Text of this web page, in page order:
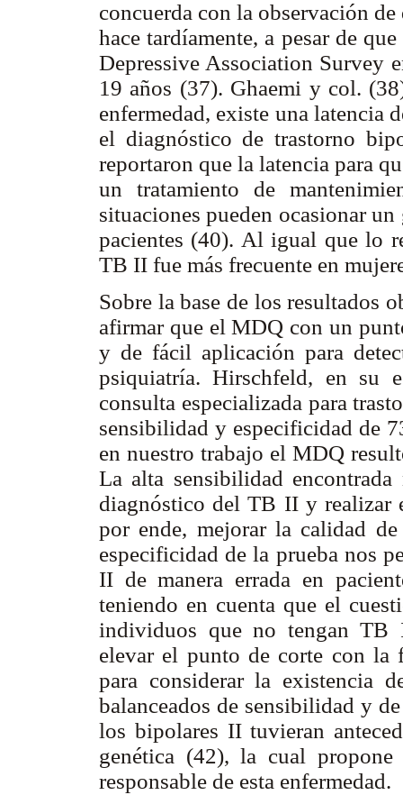
concuerda con la observación
hace tardíamente, a pesar de
Depressive Association Survey
19 años (37). Ghaemi y col.
enfermedad, existe una latencia
el diagnóstico de trastorno
reportaron que la latencia para
un tratamiento de
situaciones pueden ocasionar
pacientes (40). Al igual que lo
TB II fue más frecuente en
Sobre la base de los resultados
afirmar que el MDQ con un
y de fácil aplicación para
psiquiatría. Hirschfeld, en su
consulta especializada para
sensibilidad y especificidad de
en nuestro trabajo el MDQ
La alta sensibilidad
diagnóstico del TB II y realizar
por ende, mejorar la calidad
especificidad de la prueba nos
II de manera errada en
teniendo en cuenta que el
individuos que no tengan TB
elevar el punto de corte con la
para considerar la existencia
balanceados de sensibilidad y
los bipolares II tuvieran
genética (42), la cual
responsable de esta enfermedad.